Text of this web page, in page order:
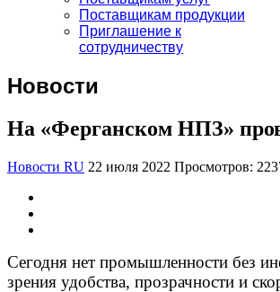
Поставщикам продукции
Приглашение к
сотрудничеству
Новости
На «Ферганском НПЗ»
Новости RU 22 июля 2022 Просмотров:
Сегодня нет промышленности без
зрения удобства, прозрачности и